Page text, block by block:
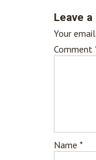
Leave a
Your
Comment
Name *